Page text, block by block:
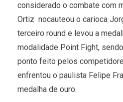
considerado o combate com
Ortiz nocauteou o carioca
terceiro round e levou a
modalidade Point Fight,
ponto feito pelos
enfrentou o paulista Felipe
medalha de ouro.